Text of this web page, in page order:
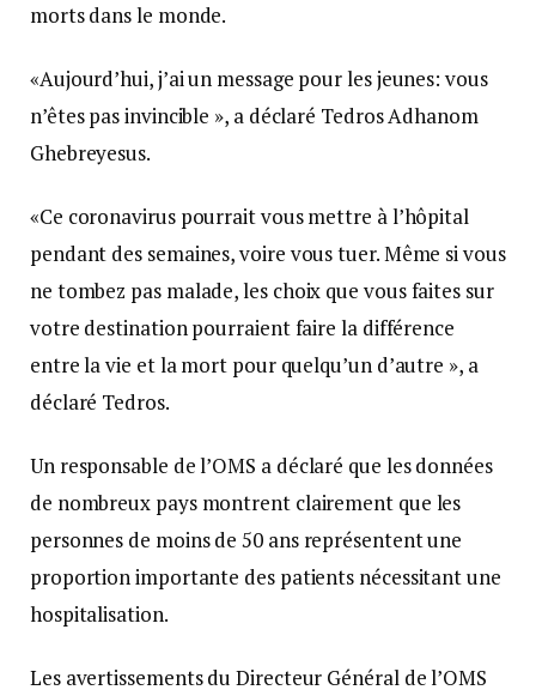
morts dans le monde.
«Aujourd’hui, j’ai un message pour les jeunes: vous
n’êtes pas invincible », a déclaré Tedros Adhanom
Ghebreyesus.
«Ce coronavirus pourrait vous mettre à l’hôpital
pendant des semaines, voire vous tuer. Même si vous
ne tombez pas malade, les choix que vous faites sur
votre destination pourraient faire la différence
entre la vie et la mort pour quelqu’un d’autre », a
déclaré Tedros.
Un responsable de l’OMS a déclaré que les données
de nombreux pays montrent clairement que les
personnes de moins de 50 ans représentent une
proportion importante des patients nécessitant une
hospitalisation.
Les avertissements du Directeur Général de l’OMS